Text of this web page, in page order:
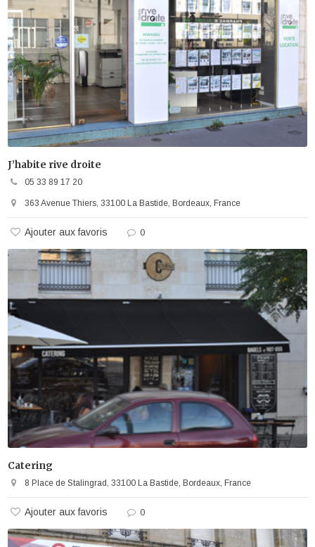
J’habite rive droite
05 33 89 17 20
363 Avenue Thiers, 33100 La Bastide, Bordeaux, France
Ajouter aux favoris 0
Catering
8 Place de Stalingrad, 33100 La Bastide, Bordeaux, France
Ajouter aux favoris 0